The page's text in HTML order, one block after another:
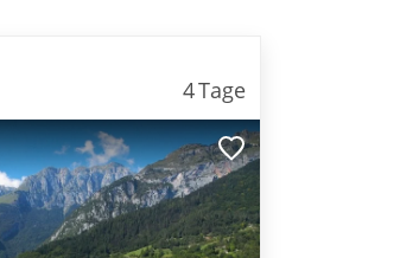
4Tage